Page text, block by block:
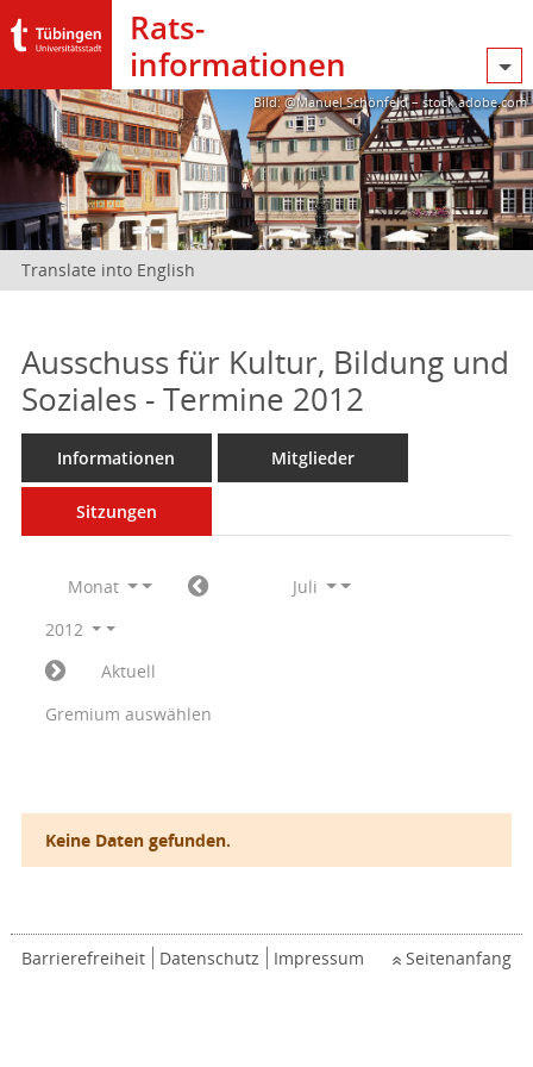
Rats­
informationen
Bild: @Manuel Schönfeld – stock.adobe.com
Translate into English
Ausschuss für Kultur, Bildung und
Soziales - Termine 2012
Informationen Mitglieder
Sitzungen
Monat
Juli
2012
Aktuell
Gremium auswählen
Keine Daten gefunden.
Barrierefreiheit Datenschutz Impressum Seitenanfang